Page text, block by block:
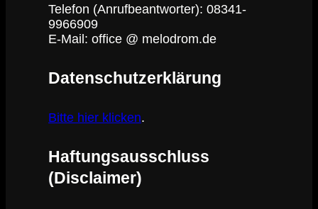
Telefon (Anrufbeantworter): 08341-
9966909
E-Mail: office @ melodrom.de
Datenschutzerklärung
Bitte hier klicken.
Haftungsausschluss
(Disclaimer)